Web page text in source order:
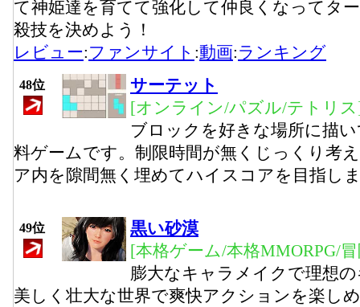
て神姫達を育てて強化して仲良くなってタ
殺技を決めよう！
レビュー:ファンサイト :動画:ランキング
48位
サーテット
[オンライン/パズル/テトリ
ブロックを好きな場所に描
料ゲームです。制限時間が無くじっくり考
ア内を隙間無く埋めてハイスコアを目指し
49位
黒い砂漠
[本格ゲーム/本格MMORPG/
膨大なキャラメイクで理想
美しく壮大な世界で爽快アクションを楽し